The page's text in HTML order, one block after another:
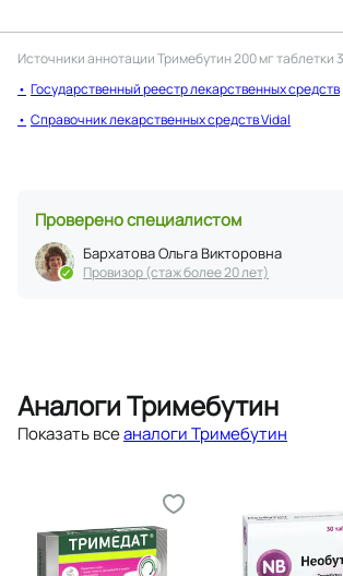
Источники аннотацииТримебутин 200 мг таблетки
Государственный реестр лекарственных средств
Справочник лекарственных средств Vidal
Проверено специалистом
Бархатова Ольга Викторовна
Провизор (стаж более 20 лет)
Аналоги Тримебутин
Показать всеаналоги Тримебутин